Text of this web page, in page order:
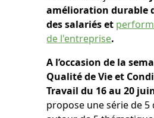
amélioration durable
des salariés et
de l'entreprise.
A l’occasion de la
Qualité de Vie et
Travail du 16 au 20
propose une série de 5